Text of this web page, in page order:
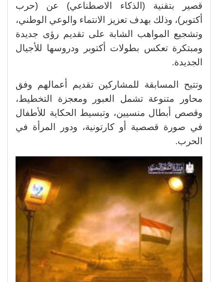
قصير بتقنية (الذكاء الاصطناعي) عن (حرب
أكتوبر)، وذلك بهدف تعزيز الانتماء والوعي الوطني،
وتشجيع المواهب الشابة على تقديم رؤى جديدة
ومبتكرة تعكس بطولات أكتوبر ودروسها للأجيال
الجديدة.
وتتيح المسابقة للمشاركين تقديم أعمالهم وفق
محاور متنوعة تشمل العبور ومعجزة التخطيط،
وقصص أبطال منسيين، وتبسيط الحكاية للأطفال
في صورة قصصية أو كارتونية، ودور المرأة في
الحرب.